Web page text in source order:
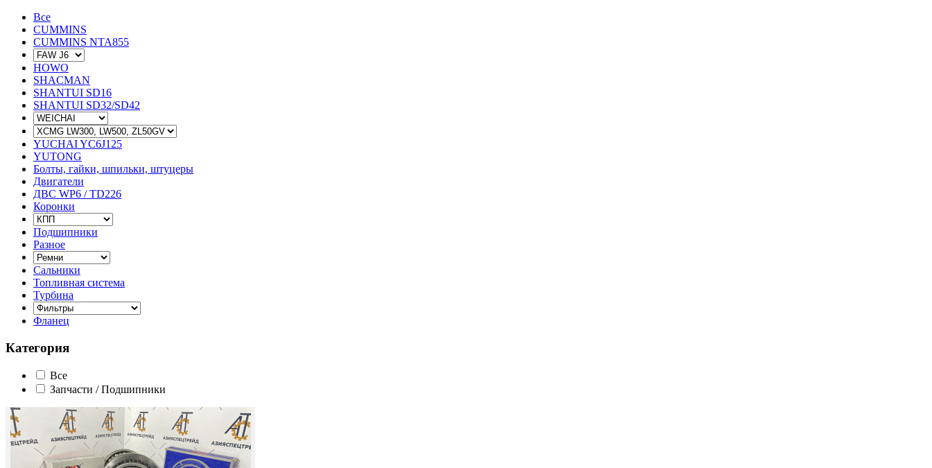
Все
CUMMINS
CUMMINS NTA855
HOWO
SHACMAN
SHANTUI SD16
SHANTUI SD32/SD42
YUCHAI YC6J125
YUTONG
Болты, гайки, шпильки, штуцеры
Двигатели
ДВС WP6 / TD226
Коронки
Подшипники
Разное
Сальники
Топливная система
Турбина
Фланец
Категория
Все
Запчасти / Подшипники